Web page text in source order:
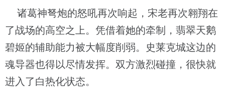
诸葛神弩炮的怒吼再次响起，宋老再次翱翔在
了战场的高空之上。凭借着她的牵制，翡翠天鹅
碧姬的辅助能力被大幅度削弱。史莱克城这边的
魂导器也得以尽情发挥。双方激烈碰撞，很快就
进入了白热化状态。